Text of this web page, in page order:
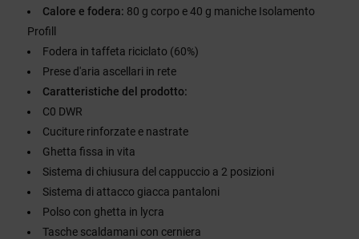
Calore e fodera: 80 g corpo e 40 g maniche Isolamento
Profill
Fodera in taffeta riciclato (60%)
Prese d'aria ascellari in rete
Caratteristiche del prodotto:
C0 DWR
Cuciture rinforzate e nastrate
Ghetta fissa in vita
Sistema di chiusura del cappuccio a 2 posizioni
Sistema di attacco giacca pantaloni
Polso con ghetta in lycra
Tasche scaldamani con cerniera